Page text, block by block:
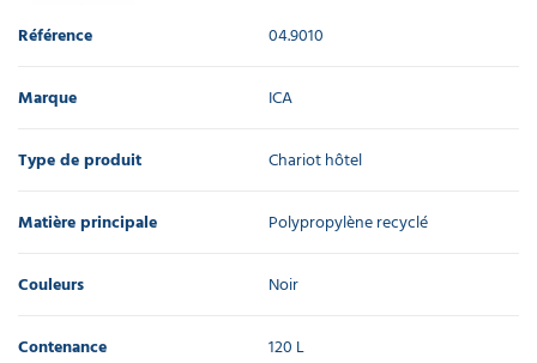
Référence 04.9010
Marque ICA
Type de produit Chariot hôtel
Matière principale Polypropylène recyclé
Couleurs Noir
Contenance 120 L